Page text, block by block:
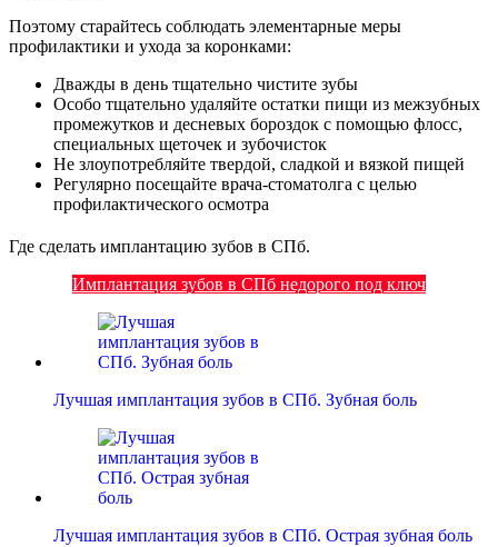
Поэтому старайтесь соблюдать элементарные меры
профилактики и ухода за коронками:
Дважды в день тщательно чистите зубы
Особо тщательно удаляйте остатки пищи из межзубных
промежутков и десневых бороздок с помощью флосс,
специальных щеточек и зубочисток
Не злоупотребляйте твердой, сладкой и вязкой пищей
Регулярно посещайте врача-стоматолга с целью
профилактического осмотра
Где сделать имплантацию зубов в СПб.
Имплантация зубов в СПб недорого под ключ
Лучшая имплантация зубов в СПб. Зубная боль
Лучшая имплантация зубов в СПб. Острая зубная боль